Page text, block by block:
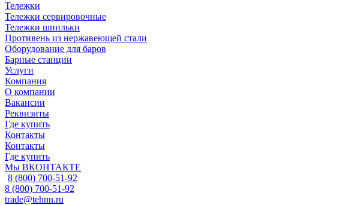
Тележки
Тележки сервировочные
Тележки шпильки
Противень из нержавеющей стали
Оборудование для баров
Барные станции
Услуги
Компания
О компании
Вакансии
Реквизиты
Где купить
Контакты
Контакты
Где купить
Мы ВКОНТАКТЕ
8 (800) 700-51-92
8 (800) 700-51-92
trade@tehnn.ru